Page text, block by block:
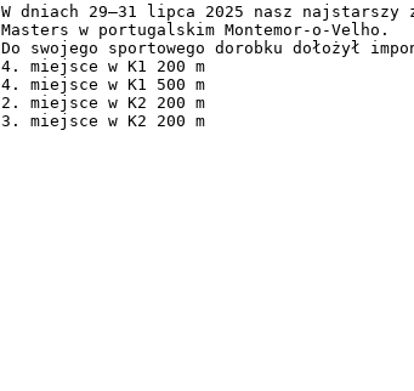
W dniach 29–31 lipca 2025 nasz najstarszy
Masters w portugalskim Montemor-o-Velho.
Do swojego sportowego dorobku dołożył
4. miejsce w K1 200 m
4. miejsce w K1 500 m
2. miejsce w K2 200 m
3. miejsce w K2 200 m